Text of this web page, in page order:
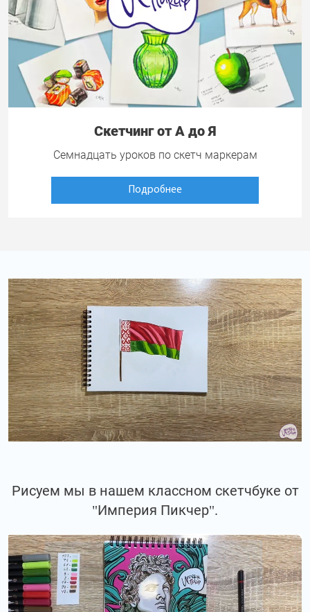
Скетчинг от А до Я
Семнадцать уроков по скетч маркерам
Подробнее
Рисуем мы в нашем классном скетчбуке от
"Империя Пикчер".